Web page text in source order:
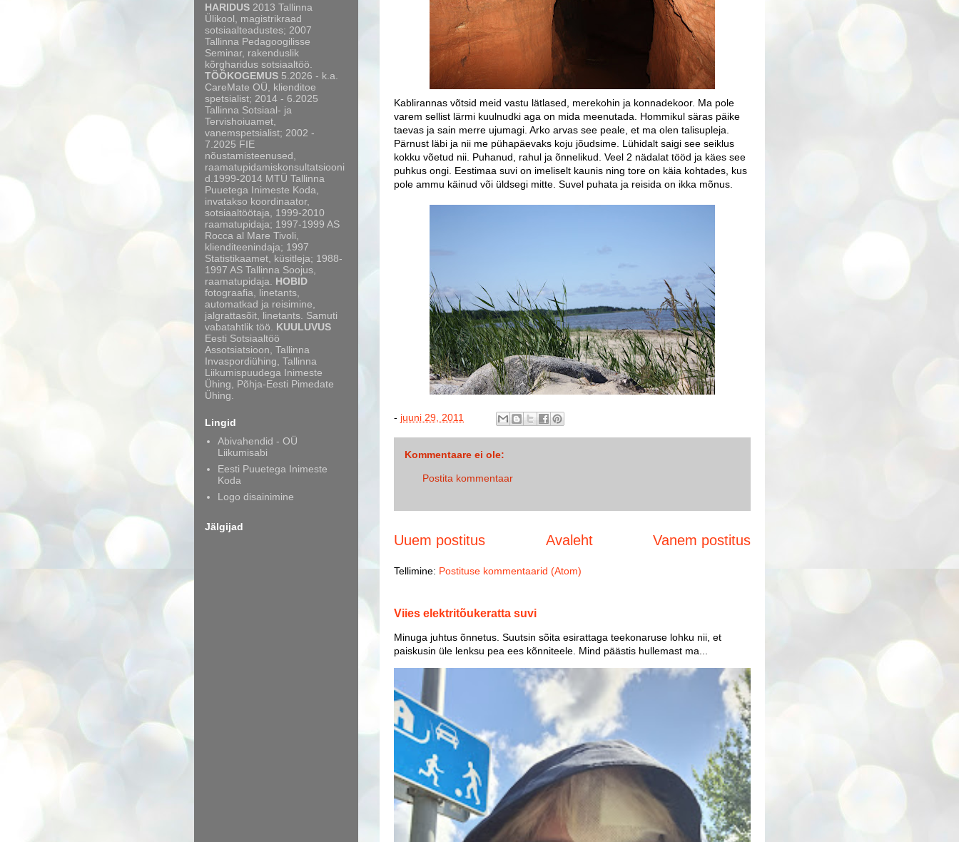
Kablirannas võtsid meid vastu lätlased, merekohin ja konnadekoor. Ma pole
varem sellist lärmi kuulnudki aga on mida meenutada. Hommikul säras päike
taevas ja sain merre ujumagi. Arko arvas see peale, et ma olen talisupleja.
Pärnust läbi ja nii me pühapäevaks koju jõudsime. Lühidalt saigi see seiklus
kokku võetud nii. Puhanud, rahul ja õnnelikud. Veel 2 nädalat tööd ja käes see
puhkus ongi. Eestimaa suvi on imeliselt kaunis ning tore on käia kohtades, kus
pole ammu käinud või üldsegi mitte. Suvel puhata ja reisida on ikka mõnus.
- juuni 29, 2011
Kommentaare ei ole:
Postita kommentaar
Uuem postitus Vanem postitus
Avaleht
Tellimine: Postituse kommentaarid (Atom)
Viies elektritõukeratta suvi
Minuga juhtus õnnetus. Suutsin sõita esirattaga teekonaruse lohku nii, et
paiskusin üle lenksu pea ees kõnniteele. Mind päästis hullemast ma...
HARIDUS 2013 Tallinna
Ülikool, magistrikraad
sotsiaalteadustes; 2007
Tallinna Pedagoogilisse
Seminar, rakenduslik
kõrgharidus sotsiaaltöö.
TÖÖKOGEMUS 5.2026 - k.a.
CareMate OÜ, klienditoe
spetsialist; 2014 - 6.2025
Tallinna Sotsiaal- ja
Tervishoiuamet,
vanemspetsialist; 2002 -
7.2025 FIE
nõustamisteenused,
raamatupidamiskonsultatsiooni
d.1999-2014 MTÜ Tallinna
Puuetega Inimeste Koda,
invatakso koordinaator,
sotsiaaltöötaja, 1999-2010
raamatupidaja; 1997-1999 AS
Rocca al Mare Tivoli,
klienditeenindaja; 1997
Statistikaamet, küsitleja; 1988-
1997 AS Tallinna Soojus,
raamatupidaja. HOBID
fotograafia, linetants,
automatkad ja reisimine,
jalgrattasõit, linetants. Samuti
vabatahtlik töö. KUULUVUS
Eesti Sotsiaaltöö
Assotsiatsioon, Tallinna
Invaspordiühing, Tallinna
Liikumispuudega Inimeste
Ühing, Põhja-Eesti Pimedate
Ühing.
Lingid
Abivahendid - OÜ
Liikumisabi
Eesti Puuetega Inimeste
Koda
Logo disainimine
Jälgijad